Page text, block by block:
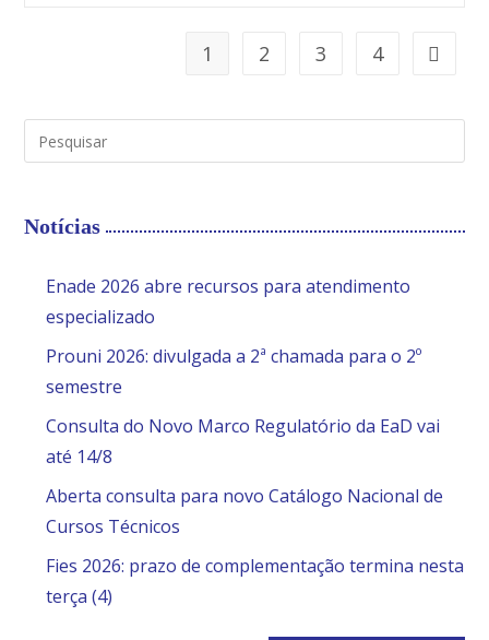
1 2 3 4
Notícias
Enade 2026 abre recursos para atendimento
especializado
Prouni 2026: divulgada a 2ª chamada para o 2º
semestre
Consulta do Novo Marco Regulatório da EaD vai
até 14/8
Aberta consulta para novo Catálogo Nacional de
Cursos Técnicos
Fies 2026: prazo de complementação termina nesta
terça (4)